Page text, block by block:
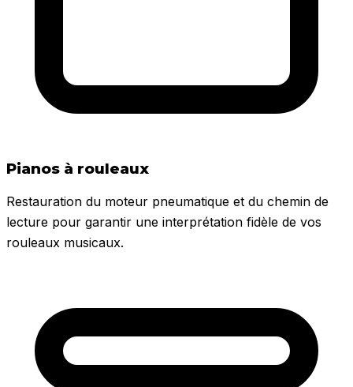
Pianos à rouleaux
Restauration du moteur pneumatique et du chemin de
lecture pour garantir une interprétation fidèle de vos
rouleaux musicaux.